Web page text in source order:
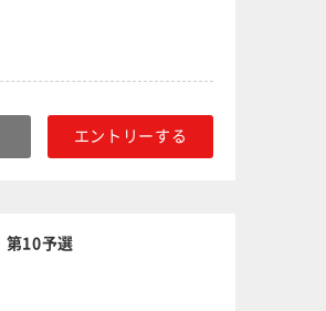
エントリーする
第10予選